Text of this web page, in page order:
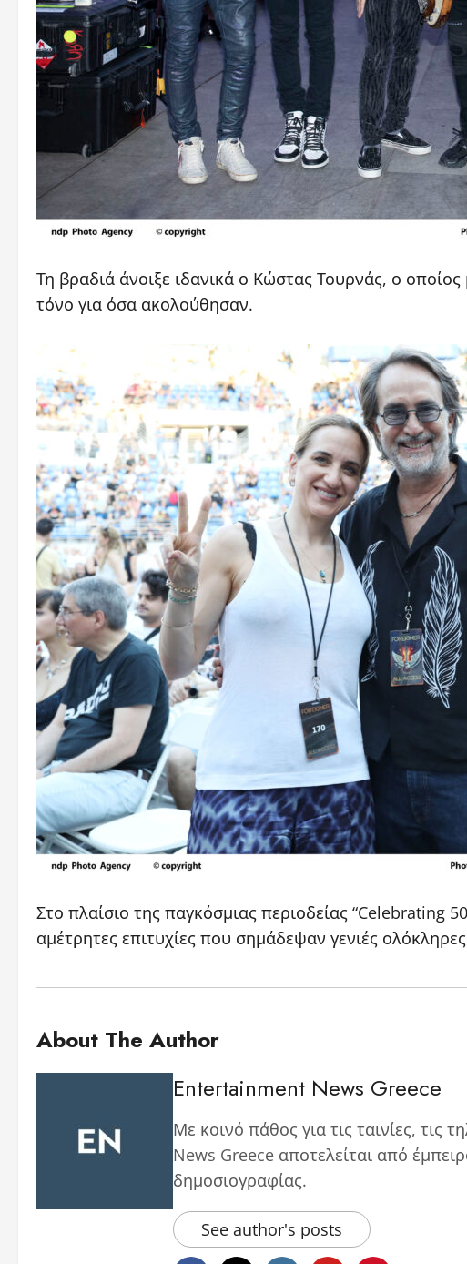
Τη βραδιά άνοιξε ιδανικά ο Κώστας Τουρνάς, ο
τόνο για όσα ακολούθησαν.
Στο πλαίσιο της παγκόσμιας περιοδείας “Celebrating
αμέτρητες επιτυχίες που σημάδεψαν γενιές
About The Author
Entertainment News Greece
Με κοινό πάθος για τις ταινίες, τις
News Greece αποτελείται από
δημοσιογραφίας.
See author's posts